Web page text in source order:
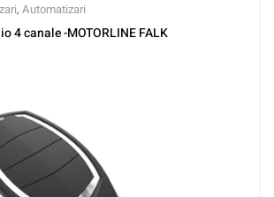
, Automatizari
4 canale -MOTORLINE FALK